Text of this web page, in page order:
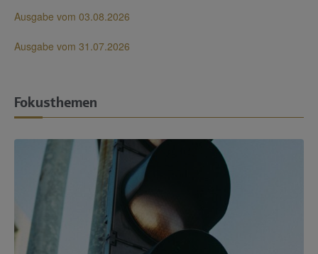
Ausgabe vom 03.08.2026
Ausgabe vom 31.07.2026
Fokusthemen